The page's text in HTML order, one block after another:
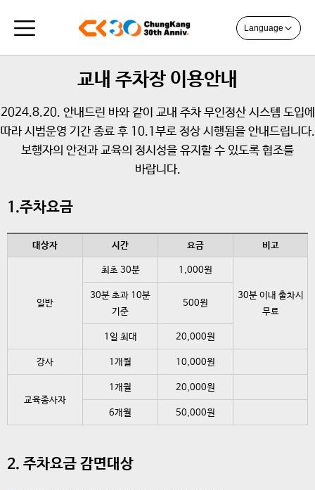
Language
교내 주차장 이용안내
2024.8.20. 안내드린 바와 같이 교내 주차 무인정산 시스템 도입에
따라 시범운영 기간 종료 후 10.1부로 정상 시행됨을 안내드립니다.
보행자의 안전과 교육의 정시성을 유지할 수 있도록 협조를
바랍니다.
1.주차요금
대상자 시간 요금 비고
일반
최초 30분 1,000원
30분 이내 출차시
무료
30분 초과 10분
기준
500원
1일 최대 20,000원
강사 1개월 10,000원
교육종사자
1개월 20,000원
6개월 50,000원
2. 주차요금 감면대상